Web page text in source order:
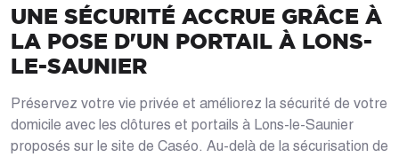
UNE SÉCURITÉ ACCRUE GRÂCE À
LA POSE D'UN PORTAIL À LONS-
LE-SAUNIER
Préservez votre vie privée et améliorez la sécurité de votre
domicile avec les clôtures et portails à Lons-le-Saunier
proposés sur le site de Caséo. Au-delà de la sécurisation de